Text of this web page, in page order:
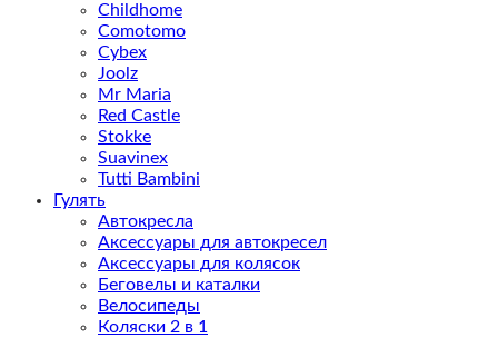
Childhome
Comotomo
Cybex
Joolz
Mr Maria
Red Castle
Stokke
Suavinex
Tutti Bambini
Гулять
Автокресла
Аксессуары для автокресел
Аксессуары для колясок
Беговелы и каталки
Велосипеды
Коляски 2 в 1